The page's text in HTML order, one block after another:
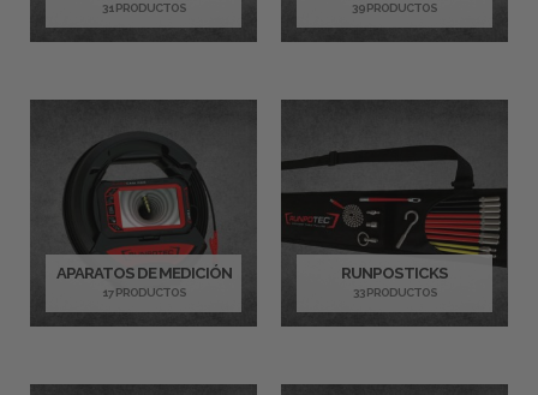
31 PRODUCTOS 39 PRODUCTOS
APARATOS DE MEDICIÓN
17 PRODUCTOS
RUNPOSTICKS
33 PRODUCTOS